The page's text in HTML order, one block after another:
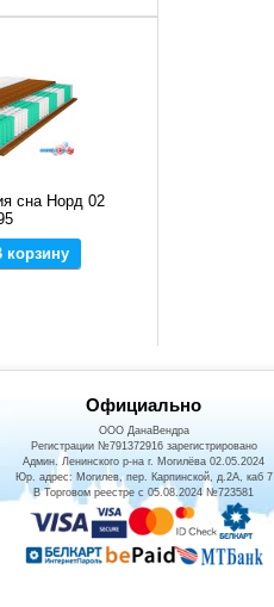
сна Норд 02
корзину
Официально
ООО ДанаВендра
Регистрации №791372916 зарегистрировано
Админ. Ленинского р-на г. Могилёва 02.05.2024
Юр. адрес: Могилев, пер. Карпинской, д.2А, каб 7
В Торговом реестре с 05.08.2024 №723581